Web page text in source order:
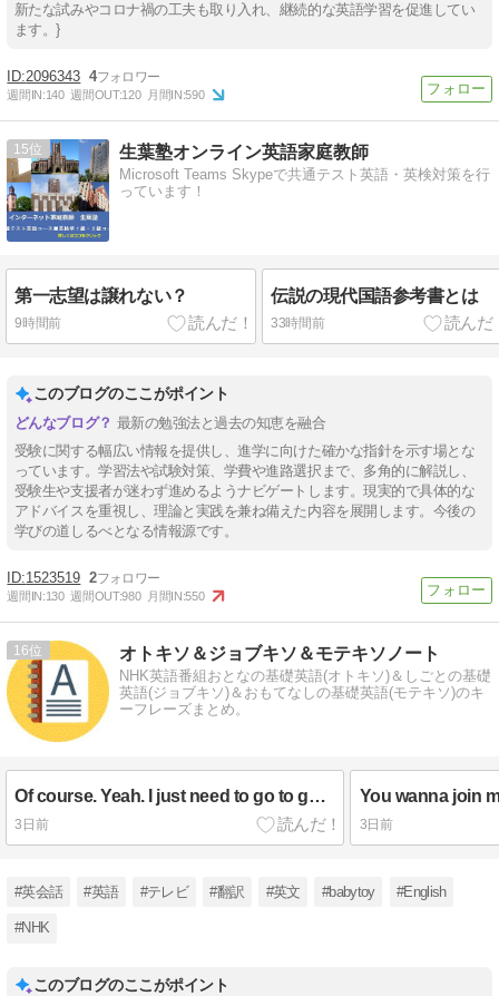
新たな試みやコロナ禍の工夫も取り入れ、継続的な英語学習を促進してい
ます。}
2096343 4
週間IN:140 週間OUT:120 月間IN:590
15 生葉塾オンライン英語家庭教師
Microsoft Teams Skypeで共通テスト英語・英検対策を行
っています！
第一志望は譲れない？
9時間前
伝説の現代国語参考書とは
33時間前
このブログのここがポイント
最新の勉強法と過去の知恵を融合
受験に関する幅広い情報を提供し、進学に向けた確かな指針を示す場とな
っています。学習法や試験対策、学費や進路選択まで、多角的に解説し、
受験生や支援者が迷わず進めるようナビゲートします。現実的で具体的な
アドバイスを重視し、理論と実践を兼ね備えた内容を展開します。今後の
学びの道しるべとなる情報源です。
1523519 2
週間IN:130 週間OUT:980 月間IN:550
16 オトキソ＆ジョブキソ＆モテキソノート
NHK英語番組おとなの基礎英語(オトキソ)＆しごとの基礎
英語(ジョブキソ)＆おもてなしの基礎英語(モテキソ)のキ
ーフレーズまとめ。
Of course. Yeah. I just need to go to get a drink first.
3日前
You wanna join
3日前
#英会話 #英語 #テレビ #翻訳 #英文 #babytoy #English
#NHK
このブログのここがポイント